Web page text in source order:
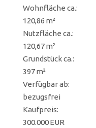
Wohnfläche ca.:
120,86 m²
Nutzfläche ca.:
120,67 m²
Grund­stück ca.:
397 m²
Verfügbar ab:
bezugsfrei
Kaufpreis:
300.000 EUR